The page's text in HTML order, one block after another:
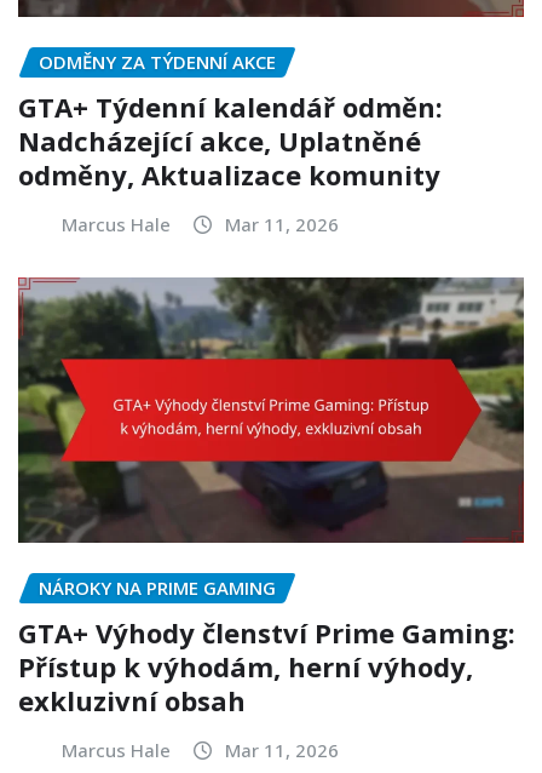
ODMĚNY ZA TÝDENNÍ AKCE
GTA+ Týdenní kalendář odměn:
Nadcházející akce, Uplatněné
odměny, Aktualizace komunity
Marcus Hale Mar 11, 2026
NÁROKY NA PRIME GAMING
GTA+ Výhody členství Prime Gaming:
Přístup k výhodám, herní výhody,
exkluzivní obsah
Marcus Hale Mar 11, 2026